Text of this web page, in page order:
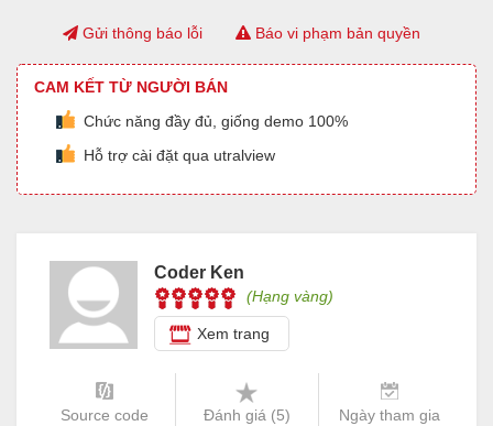
Gửi thông báo lỗi Báo vi phạm bản quyền
CAM KẾT TỪ NGƯỜI BÁN
Chức năng đầy đủ, giống demo 100%
Hỗ trợ cài đặt qua utralview
Coder Ken
(Hạng vàng)
Xem trang
Source code Đánh giá (5) Ngày tham gia